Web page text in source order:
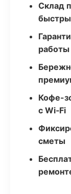
Склад
работы
Кофе-
с Wi‑Fi
сметы